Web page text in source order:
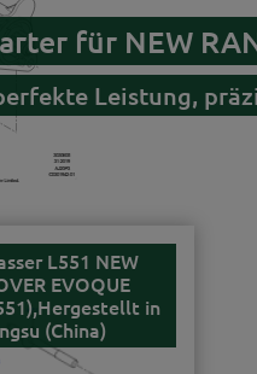
für NEW
Leistung,
L551 NEW
EVOQUE
in
(China)